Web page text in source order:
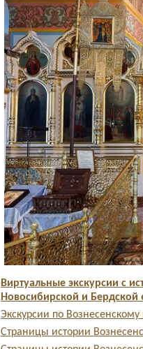
Виртуальные экскурсии с
Новосибирской и Бердской
Экскурсии по
Страницы истории